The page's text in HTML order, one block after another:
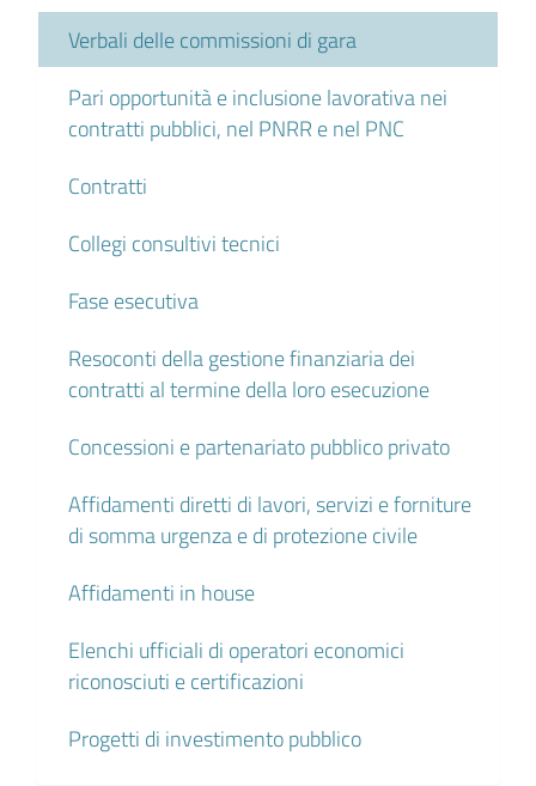
Verbali delle commissioni di gara
Pari opportunità e inclusione lavorativa nei
contratti pubblici, nel PNRR e nel PNC
Contratti
Collegi consultivi tecnici
Fase esecutiva
Resoconti della gestione finanziaria dei
contratti al termine della loro esecuzione
Concessioni e partenariato pubblico privato
Affidamenti diretti di lavori, servizi e forniture
di somma urgenza e di protezione civile
Affidamenti in house
Elenchi ufficiali di operatori economici
riconosciuti e certificazioni
Progetti di investimento pubblico